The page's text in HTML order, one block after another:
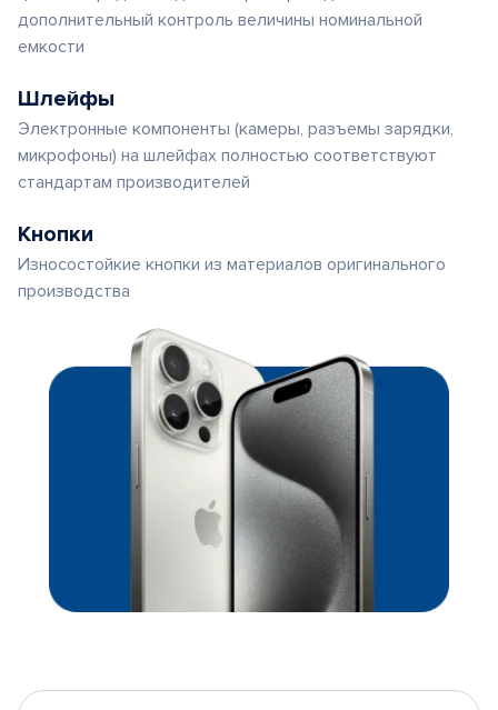
дополнительный контроль величины номинальной
емкости
Шлейфы
Электронные компоненты (камеры, разъемы зарядки,
микрофоны) на шлейфах полностью соответствуют
стандартам производителей
Кнопки
Износостойкие кнопки из материалов оригинального
производства